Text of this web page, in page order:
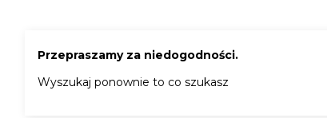
Przepraszamy za niedogodności.
Wyszukaj ponownie to co szukasz